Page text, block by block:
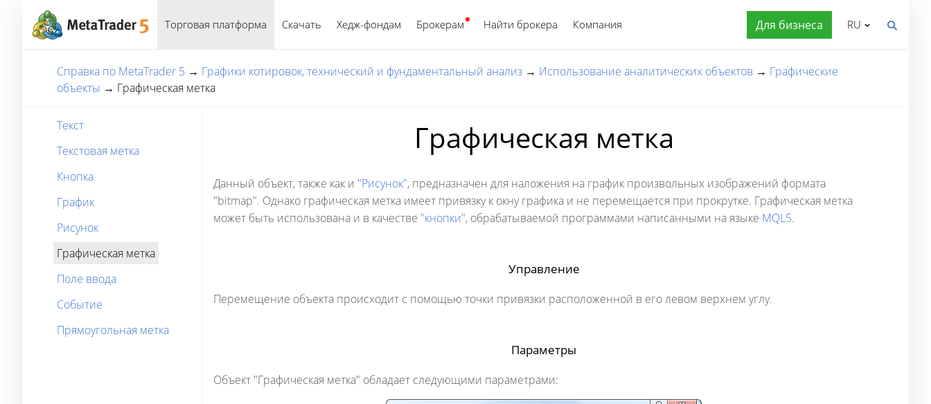
Торговая платформа Скачать Хедж-фондам Брокерам Найти брокера Компания Для бизнеса
Русский RU
Справка по MetaTrader 5 → Графики котировок, технический и фундаментальный анализ → Использование аналитических объектов → Графические
объекты → Графическая метка
Текст
Текстовая метка
Кнопка
График
Рисунок
Графическая метка
Поле ввода
Событие
Прямоугольная метка
Графическая метка
Данный объект, также как и "Рисунок", предназначен для наложения на график произвольных изображений формата
"bitmap". Однако графическая метка имеет привязку к окну графика и не перемещается при прокрутке. Графическая метка
может быть использована и в качестве "кнопки", обрабатываемой программами написанными на языке MQL5.
Управление
Перемещение объекта происходит с помощью точки привязки расположенной в его левом верхнем углу.
Параметры
Объект "Графическая метка" обладает следующими параметрами: